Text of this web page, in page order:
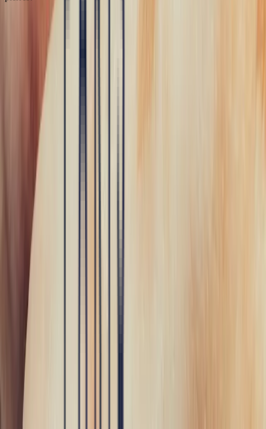
François pour leur accueil! A très bientôt pour l'achat de nouvelles